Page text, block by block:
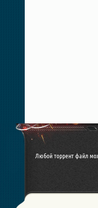
Любой торрент файл